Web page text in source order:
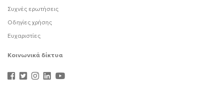
Συχνές ερωτήσεις
Οδηγίες χρήσης
Ευχαριστίες
Κοινωνικά δίκτυα